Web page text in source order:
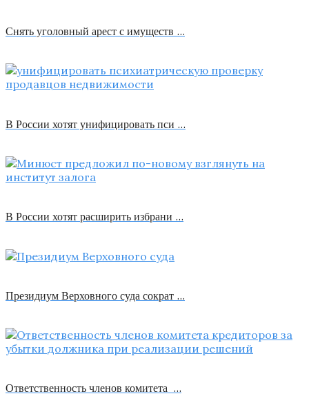
Снять уголовный арест с имуществ …
В России хотят унифицировать пси …
В России хотят расширить избрани …
Президиум Верховного суда сократ …
Ответственность членов комитета …